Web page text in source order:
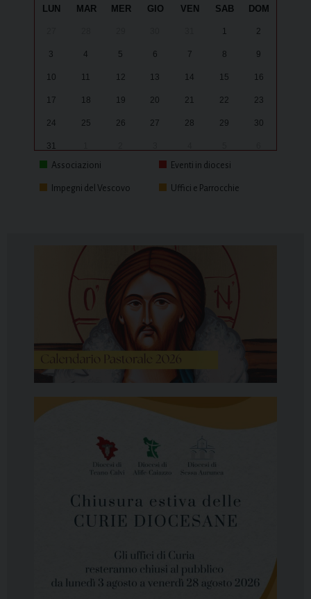
LUN MAR MER GIO VEN SAB DOM
1 2
3 4 5 6 7 8 9
10 11 12 13 14 15 16
17 18 19 20 21 22 23
24 25 26 27 28 29 30
31
Associazioni
Eventi in diocesi
Impegni del Vescovo Uffici e Parrocchie